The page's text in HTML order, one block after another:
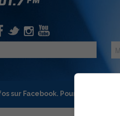
sur Facebook. Pour ne rien